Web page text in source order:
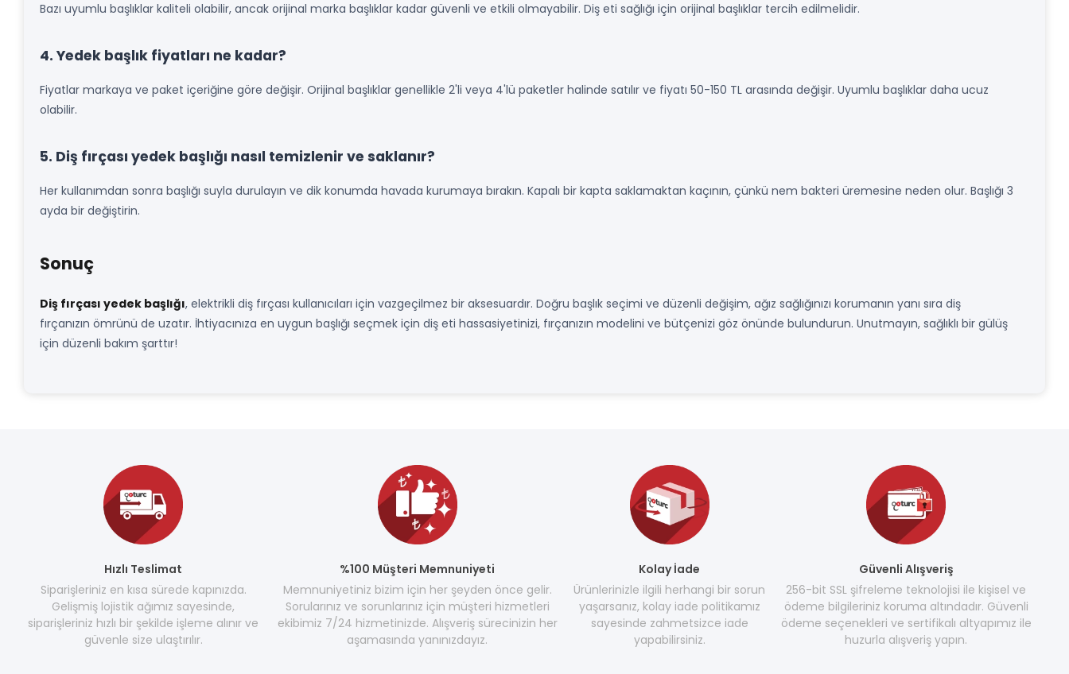
Bazı uyumlu başlıklar kaliteli olabilir, ancak orijinal marka başlıklar kadar güvenli ve etkili olmayabilir. Diş eti sağlığı için orijinal başlıklar tercih edilmelidir.
4. Yedek başlık fiyatları ne kadar?
Fiyatlar markaya ve paket içeriğine göre değişir. Orijinal başlıklar genellikle 2'li veya 4'lü paketler halinde satılır ve fiyatı 50-150 TL arasında değişir. Uyumlu başlıklar daha ucuz
olabilir.
5. Diş fırçası yedek başlığı nasıl temizlenir ve saklanır?
Her kullanımdan sonra başlığı suyla durulayın ve dik konumda havada kurumaya bırakın. Kapalı bir kapta saklamaktan kaçının, çünkü nem bakteri üremesine neden olur. Başlığı 3
ayda bir değiştirin.
Sonuç
Diş fırçası yedek başlığı, elektrikli diş fırçası kullanıcıları için vazgeçilmez bir aksesuardır. Doğru başlık seçimi ve düzenli değişim, ağız sağlığınızı korumanın yanı sıra diş
fırçanızın ömrünü de uzatır. İhtiyacınıza en uygun başlığı seçmek için diş eti hassasiyetinizi, fırçanızın modelini ve bütçenizi göz önünde bulundurun. Unutmayın, sağlıklı bir gülüş
için düzenli bakım şarttır!
Hızlı Teslimat
Siparişleriniz en kısa sürede kapınızda.
Gelişmiş lojistik ağımız sayesinde,
siparişleriniz hızlı bir şekilde işleme alınır ve
güvenle size ulaştırılır.
%100 Müşteri Memnuniyeti
Memnuniyetiniz bizim için her şeyden önce gelir.
Sorularınız ve sorunlarınız için müşteri hizmetleri
ekibimiz 7/24 hizmetinizde. Alışveriş sürecinizin her
aşamasında yanınızdayız.
Kolay İade
Ürünlerinizle ilgili herhangi bir sorun
yaşarsanız, kolay iade politikamız
sayesinde zahmetsizce iade
yapabilirsiniz.
Güvenli Alışveriş
256-bit SSL şifreleme teknolojisi ile kişisel ve
ödeme bilgileriniz koruma altındadır. Güvenli
ödeme seçenekleri ve sertifikalı altyapımız ile
huzurla alışveriş yapın.